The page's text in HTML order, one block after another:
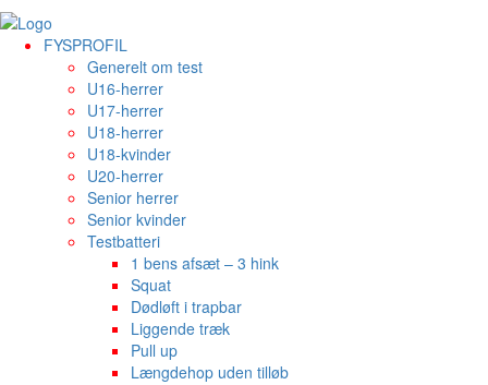
FYSPROFIL
Generelt om test
U16-herrer
U17-herrer
U18-herrer
U18-kvinder
U20-herrer
Senior herrer
Senior kvinder
Testbatteri
1 bens afsæt – 3 hink
Squat
Dødløft i trapbar
Liggende træk
Pull up
Længdehop uden tilløb